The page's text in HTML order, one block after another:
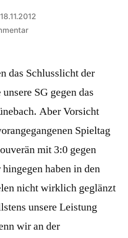
18.11.2012
zu
SG
feiert
Sieg
Schlusslicht
Lünebach
das Schlusslicht der
SG gegen das
Aber Vorsicht
Spieltag
mit 3:0 gegen
haben in den
nicht wirklich geglänzt
unsere Leistung
wir an der